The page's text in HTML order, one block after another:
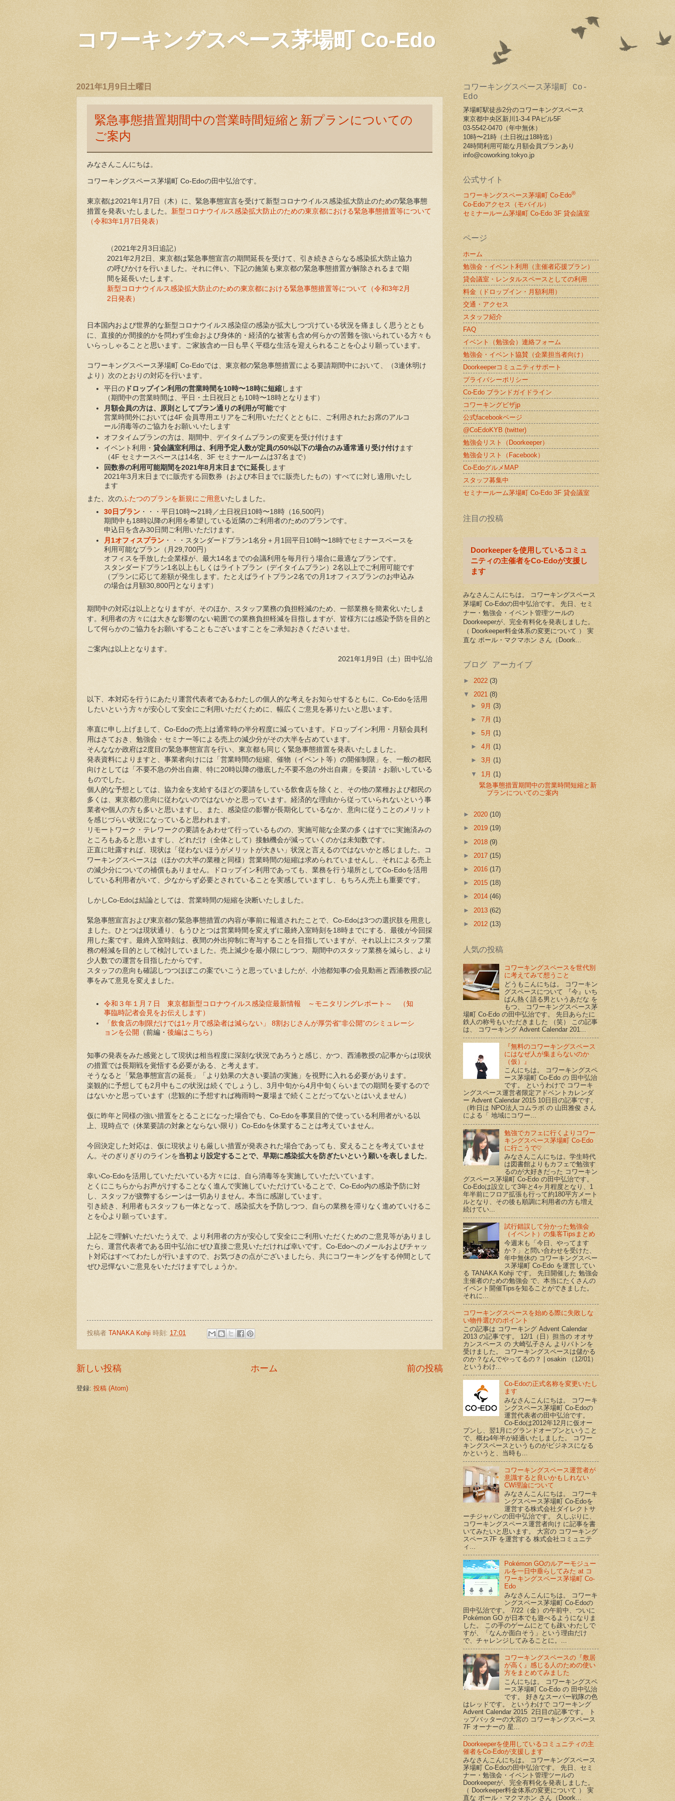
コワーキングスペース茅場町 Co-Edo
2021年1月9日土曜日
緊急事態措置期間中の営業時間短縮と新プランについての
ご案内
みなさんこんにちは。
コワーキングスペース茅場町 Co-Edoの田中弘治です。
東京都は2021年1月7日（木）に、緊急事態宣言を受けて新型コロナウイルス感染拡大防止のための緊急事態
措置を発表いたしました。 新型コロナウイルス感染拡大防止のための東京都における緊急事態措置等について
（令和3年1月7日発表）
（2021年2月3日追記）
2021年2月2日、東京都は緊急事態宣言の期間延長を受けて、引き続きさらなる感染拡大防止協力
の呼びかけを行いました。それに伴い、下記の施策も東京都の緊急事態措置が解除されるまで期
間を延長いたします。
新型コロナウイルス感染拡大防止のための東京都における緊急事態措置等について（令和3年2月
2日発表）
日本国内および世界的な新型コロナウイルス感染症の感染が拡大しつづけている状況を痛ましく思うととも
に、直接的か間接的かを問わず生命および身体的・経済的な被害も含め何らかの苦難を強いられている方々も
いらっしゃることと思います。ご家族含め一日も早く平穏な生活を迎えられることを心より願っています。
コワーキングスペース茅場町 Co-Edoでは、東京都の緊急事態措置による要請期間中において、（3連休明け
より）次のとおりの対応を行います。
平日のドロップイン利用の営業時間を10時〜18時に短縮します
（期間中の営業時間は、平日・土日祝日とも10時〜18時となります）
月額会員の方は、原則としてプラン通りの利用が可能です
営業時間外においては4F 会員専用エリアをご利用いただくとともに、ご利用されたお席のアルコ
ール消毒等のご協力をお願いいたします
オフタイムプランの方は、期間中、デイタイムプランの変更を受け付けます
イベント利用・ 貸会議室利用は、利用予定人数が定員の50%以下の場合のみ通常通り受け付けます
（4F セミナースペースは14名、3F セミナールームは37名まで）
回数券の利用可能期間を2021年8月末日までに延長します
2021年3月末日までに販売する回数券（および本日までに販売したもの）すべてに対し適用いたし
ます
また、次のふたつのプランを新規にご用意いたしました。
30日プラン・・・平日10時〜21時／土日祝日10時〜18時（16,500円）
期間中も18時以降の利用を希望している近隣のご利用者のためのプランです。
申込日を含み30日間ご利用いただけます。
月1オフィスプラン・・・スタンダードプラン1名分＋月1回平日10時〜18時でセミナースペースを
利用可能なプラン（月29,700円）
オフィスを手放した企業様が、最大14名までの会議利用を毎月行う場合に最適なプランです。
スタンダードプラン1名以上もしくはライトプラン（デイタイムプラン）2名以上でご利用可能です
（プランに応じて差額が発生します。たとえばライトプラン2名での月1オフィスプランのお申込み
の場合は月額30,800円となります）
期間中の対応は以上となりますが、そのほか、スタッフ業務の負担軽減のため、一部業務を簡素化いたしま
す。利用者の方々には大きな影響のない範囲での業務負担軽減を目指しますが、皆様方には感染予防を目的と
して何らかのご協力をお願いすることもございますことをご承知おきくださいませ。
ご案内は以上となります。
2021年1月9日（土）田中弘治
以下、本対応を行うにあたり運営代表者であるわたしの個人的な考えをお知らせするともに、Co-Edoを活用
したいという方々が安心して安全にご利用いただくために、幅広くご意見を募りたいと思います。
率直に申し上げまして、Co-Edoの売上は通常時の半分程度に減っています。ドロップイン利用・月額会員利
用はさておき、勉強会・セミナー等による売上の減少分がその大半を占めています。
そんななか政府は2度目の緊急事態宣言を行い、東京都も同じく緊急事態措置を発表いたしました。
発表資料によりますと、事業者向けには「営業時間の短縮、催物（イベント等）の開催制限」を、一般の都民
向けとしては「不要不急の外出自粛、特に20時以降の徹底した不要不急の外出自粛」を要請・お願いしている
ものでした。
個人的な予想としては、協力金を支給するほどの要請をしている飲食店を除くと、その他の業種および都民の
多くは、東京都の意向に従わないのではないかと思っています。経済的な理由から従っていられないという事
業者や個人の方も多いと思いますし、また、感染症の影響が長期化しているなか、意向に従うことのメリット
を感じづらい状況になっていると思われます。
リモートワーク・テレワークの要請をあわせて行っているものの、実施可能な企業の多くはすでに実施済みの
ところもあると思いますし、どれだけ（全体として）接触機会が減っていくのかは未知数です。
正直に吐露すれば、現状は「従わないほうがメリットが大きい」状況と言えるのではないかと感じました。コ
ワーキングスペースは（ほかの大半の業種と同様）営業時間の短縮は求められていませんし、それによる売上
の減少分についての補償もありません。ドロップイン利用であっても、業務を行う場所としてCo-Edoを活用
している利用者がいて、少なからず必要とされていることを実感していますし、もちろん売上も重要です。
しかしCo-Edoは結論としては、営業時間の短縮を決断いたしました。
緊急事態宣言および東京都の緊急事態措置の内容が事前に報道されたことで、Co-Edoは3つの選択肢を用意し
ました。ひとつは現状通り、もうひとつは営業時間を変えずに最終入室時刻を18時までにする、最後が今回採
用した案です。最終入室時刻は、夜間の外出抑制に寄与することを目指していますが、それ以上にスタッフ業
務の軽減を目的として検討していました。売上減少を最小限にしつつ、期間中のスタッフ業務を減らし、より
少人数での運営を目指したからです。
スタッフの意向も確認しつつほぼこの案でいこうと思っていましたが、小池都知事の会見動画と西浦教授の記
事をみて意見を変えました。
令和３年１月７日 東京都新型コロナウイルス感染症最新情報 ～モニタリングレポート～ （知
事臨時記者会見をお伝えします）
「飲食店の制限だけでは1ヶ月で感染者は減らない」 8割おじさんが厚労省“非公開”のシミュレーシ
ョンを公開
（前編・ 後編はこちら ）
知事の発表をみた感覚として現状は相当程度に深刻な状況であろうと感じ、かつ、西浦教授の記事からは現状
の措置では長期戦を覚悟する必要がある、と考えます。
そうなると「緊急事態宣言の延長」「より効果の大きい要請の実施」を視野に入れる必要があります。
楽観的に予想しても2月中もこの状況は続くでしょうし、3月中旬から4月中旬くらいまでの期間を要するので
はないかと思っています（悲観的に予想すれば梅雨時〜夏場まで続くことだってないとはいえません）
仮に昨年と同様の強い措置をとることになった場合でも、Co-Edoを事業目的で使っている利用者がいる以
上、現時点で（休業要請の対象とならない限り）Co-Edoを休業することは考えていません。
今回決定した対応は、仮に現状よりも厳しい措置が発表された場合であっても、変えることを考えていませ
ん。そのぎりぎりのラインを当初より設定することで、早期に感染拡大を防ぎたいという願いを表しました 。
幸いCo-Edoを活用していただいている方々には、自ら消毒等を実施していただいています。
とくにこちらからお声がけすることなく進んで実施していただけていることで、Co-Edo内の感染予防に対
し、スタッフが疲弊するシーンは一切ありません。本当に感謝しています。
引き続き、利用者もスタッフも一体となって、感染拡大を予防しつつ、自らの業務を滞りなく進めていけるこ
とを心より願っています。
上記をご理解いただいたうえで、より利用者の方が安心して安全にご利用いただくためのご意見等がありまし
たら、運営代表者である田中弘治にぜひ直接ご意見いただければ幸いです。Co-Edoへのメールおよびチャッ
ト対応はすべてわたしが行いますので、お気づきの点がございましたら、共にコワーキングをする仲間として
ぜひ忌憚ないご意見をいただけますでしょうか。
投稿者 TANAKA Kohji 時刻: 17:01
新しい投稿 前の投稿
ホーム
登録: 投稿 (Atom)
コワーキングスペース茅場町 Co-
Edo
茅場町駅徒歩2分のコワーキングスペース
東京都中央区新川1-3-4 PAビル5F
03-5542-0470（年中無休）
10時〜21時（土日祝は18時迄）
24時間利用可能な月額会員プランあり
info@coworking.tokyo.jp
公式サイト
コワーキングスペース茅場町 Co-Edo®
Co-Edoアクセス（モバイル）
セミナールーム茅場町 Co-Edo 3F 貸会議室
ページ
ホーム
勉強会・イベント利用（主催者応援プラン）
貸会議室・レンタルスペースとしての利用
料金（ドロップイン・月額利用）
交通・アクセス
スタッフ紹介
FAQ
イベント（勉強会）連絡フォーム
勉強会・イベント協賛（企業担当者向け）
Doorkeeperコミュニティサポート
プライバシーポリシー
Co-Edo ブランドガイドライン
コワーキングビザjp
公式facebookページ
@CoEdoKYB (twitter)
勉強会リスト（Doorkeeper）
勉強会リスト（Facebook）
Co-EdoグルメMAP
スタッフ募集中
セミナールーム茅場町 Co-Edo 3F 貸会議室
注目の投稿
Doorkeeperを使用しているコミュ
ニティの主催者をCo-Edoが支援し
ます
みなさんこんにちは。 コワーキングスペース
茅場町 Co-Edoの田中弘治です。 先日、セミ
ナー・勉強会・イベント管理ツールの
Doorkeeperが、完全有料化を発表しました。
（ Doorkeeper料金体系の変更について ） 実
直な ポール・マクマホン さん（Doork...
ブログ アーカイブ
► 2022 (3)
▼ 2021 (8)
►9月(3)
►7月(1)
►5月(1)
►4月(1)
►3月(1)
▼ 1月(1)
緊急事態措置期間中の営業時間短縮と新
プランについてのご案内
► 2020 (10)
► 2019 (19)
► 2018 (9)
► 2017 (15)
► 2016 (17)
► 2015 (18)
► 2014 (46)
► 2013 (62)
► 2012 (13)
人気の投稿
コワーキングスペースを世代別
に考えてみて想うこと
どうもこんにちは。 コワーキン
グスペースについて 『今』いち
ばん熱く語る男というあだな を
もつ、 コワーキングスペース茅
場町 Co-Edo の田中弘治です。 先日あらたに
鉄人の称号もいただきました （笑） この記事
は、 コワーキング Advent Calendar 201...
『無料のコワーキングスペース
にはなぜ人が集まらないのか
（仮）』
こんにちは。 コワーキングスペ
ース茅場町 Co-Edo の 田中弘治
です。 というわけで コワーキ
ングスペース運営者限定アドベントカレンダ
ー Advent Calendar 2015 10日目の記事です。
（昨日は NPO法人コムラボ の 山田雅俊 さん
による「 地域にコワー...
勉強でカフェに行くよりコワー
キングスペース茅場町 Co-Edo
に行こうで♡
みなさんこんにちは。学生時代
は図書館よりもカフェで勉強す
るのが大好きだった コワーキン
グスペース茅場町 Co-Edo の田中弘治です。
Co-Edoは設立して3年と4ヶ月程度となり、1
年半前にフロア拡張も行って約180平方メート
ルとなり、その後も順調に利用者の方も増え
続けてい...
試行錯誤して分かった勉強会
（イベント）の集客Tipsまとめ
今週末も「今日、やってます
か？」と問い合わせを受けた、
年中無休の コワーキングスペー
ス茅場町 Co-Edo を運営してい
る TANAKA Kohji です。 先日開催した 勉強会
主催者のための勉強会 で、本当にたくさんの
イベント開催Tipsを知ることができました。
それに...
コワーキングスペースを始める際に失敗しな
い物件選びのポイント
この記事は コワーキング Advent Calendar
2013 の記事です。 12/1（日）担当の オオサ
カンスペース の 大崎弘子さん よりバトンを
受けました。 コワーキングスペースは儲かる
のか？なんでやってるの？ | osakin （12/01）
というわけ...
Co-Edoの正式名称を変更いたし
ます
みなさんこんにちは。 コワーキ
ングスペース茅場町 Co-Edoの
運営代表者の田中弘治です。
Co-Edoは2012年12月に仮オー
プンし、翌1月にグランドオープンということ
で、概ね4年半が経過いたしました。 コワー
キングスペースというものがビジネスになる
かというと、当時も...
コワーキングスペース運営者が
意識すると良いかもしれない
CW理論について
みなさんこんにちは。 コワーキ
ングスペース茅場町 Co-Edoを
運営する株式会社ダイレクトサ
ーチジャパンの田中弘治です。 久しぶりに、
コワーキングスペース運営者向け に記事を書
いてみたいと思います。 大宮の コワーキング
スペース7F を運営する 株式会社コミュニテ
ィ...
Pokémon GOのルアーモジュー
ルを一日中垂らしてみた at コ
ワーキングスペース茅場町 Co-
Edo
みなさんこんにちは。 コワーキ
ングスペース茅場町 Co-Edoの
田中弘治です。 7/22（金）の午前中、ついに
Pokémon GO が日本でも遊べるようになりま
した。 この手のゲームにとても疎いわたしで
すが、「なんか面白そう」という理由だけ
で、チャレンジしてみることに。...
コワーキングスペースの『敷居
が高く』感じる人のための使い
方をまとめてみました
こんにちは。 コワーキングスペ
ース茅場町 Co-Edo の 田中弘治
です。 好きなスーパー戦隊の色
はレッドです。 というわけで コワーキング
Advent Calendar 2015 2日目の記事です。 ト
ップバッターの大宮の コワーキングスペース
7F オーナーの 星...
Doorkeeperを使用しているコミュニティの主
催者をCo-Edoが支援します
みなさんこんにちは。 コワーキングスペース
茅場町 Co-Edoの田中弘治です。 先日、セミ
ナー・勉強会・イベント管理ツールの
Doorkeeperが、完全有料化を発表しました。
（ Doorkeeper料金体系の変更について ） 実
直な ポール・マクマホン さん（Doork...